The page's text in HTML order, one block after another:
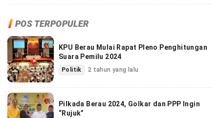
POS TERPOPULER
KPU Berau Mulai Rapat Pleno Penghitungan
Suara Pemilu 2024
Politik 2 tahun yang lalu
Pilkada Berau 2024, Golkar dan PPP Ingin
“Rujuk”